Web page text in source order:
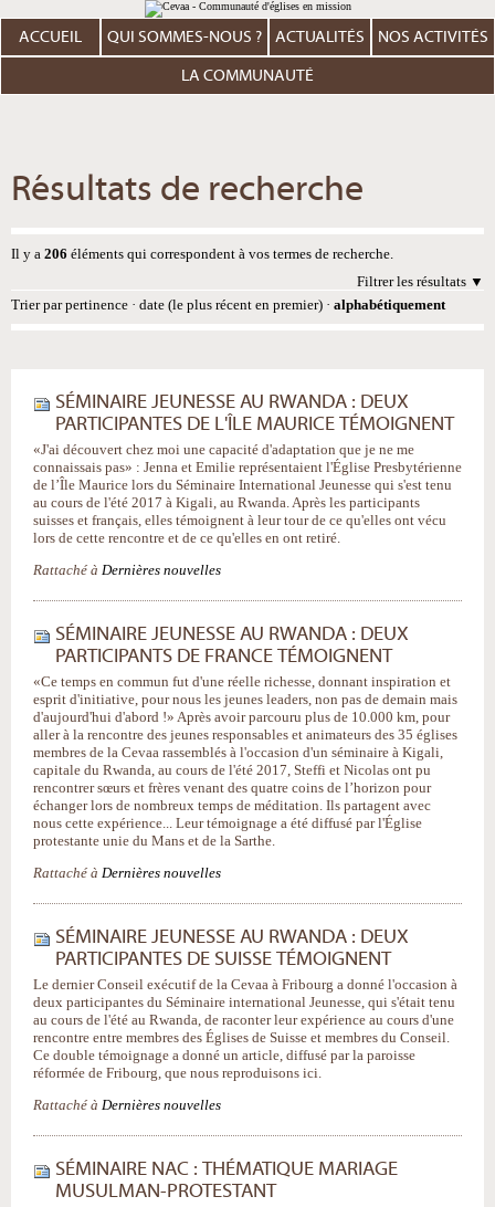
au
contenu.
Aller
personnels
ACCUEIL QUI SOMMES-NOUS ? ACTUALITÉS NOS ACTIVITÉS
LA COMMUNAUTÉ
Résultats de recherche
Il y a 206 éléments qui correspondent à vos termes de recherche.
Filtrer les résultats
Trier par pertinence · date (le plus récent en premier) · alphabétiquement
SÉMINAIRE JEUNESSE AU RWANDA : DEUX
PARTICIPANTES DE L'ÎLE MAURICE TÉMOIGNENT
«J'ai découvert chez moi une capacité d'adaptation que je ne me
connaissais pas» : Jenna et Emilie représentaient l'Église Presbytérienne
de l’Île Maurice lors du Séminaire International Jeunesse qui s'est tenu
au cours de l'été 2017 à Kigali, au Rwanda. Après les participants
suisses et français, elles témoignent à leur tour de ce qu'elles ont vécu
lors de cette rencontre et de ce qu'elles en ont retiré.
Rattaché à Dernières nouvelles
SÉMINAIRE JEUNESSE AU RWANDA : DEUX
PARTICIPANTS DE FRANCE TÉMOIGNENT
«Ce temps en commun fut d'une réelle richesse, donnant inspiration et
esprit d'initiative, pour nous les jeunes leaders, non pas de demain mais
d'aujourd'hui d'abord !» Après avoir parcouru plus de 10.000 km, pour
aller à la rencontre des jeunes responsables et animateurs des 35 églises
membres de la Cevaa rassemblés à l'occasion d'un séminaire à Kigali,
capitale du Rwanda, au cours de l'été 2017, Steffi et Nicolas ont pu
rencontrer sœurs et frères venant des quatre coins de l’horizon pour
échanger lors de nombreux temps de méditation. Ils partagent avec
nous cette expérience... Leur témoignage a été diffusé par l'Église
protestante unie du Mans et de la Sarthe.
Rattaché à Dernières nouvelles
SÉMINAIRE JEUNESSE AU RWANDA : DEUX
PARTICIPANTES DE SUISSE TÉMOIGNENT
Le dernier Conseil exécutif de la Cevaa à Fribourg a donné l'occasion à
deux participantes du Séminaire international Jeunesse, qui s'était tenu
au cours de l'été au Rwanda, de raconter leur expérience au cours d'une
rencontre entre membres des Églises de Suisse et membres du Conseil.
Ce double témoignage a donné un article, diffusé par la paroisse
réformée de Fribourg, que nous reproduisons ici.
Rattaché à Dernières nouvelles
SÉMINAIRE NAC : THÉMATIQUE MARIAGE
MUSULMAN-PROTESTANT